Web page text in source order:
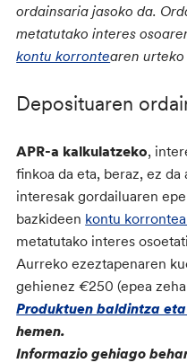
ordainsaria jasoko da.
metatutako interes
kontu korrontearen urteko
Deposituaren
APR-a kalkulatzeko,
finkoa da eta, beraz, ez
interesak gordailuaren
bazkideen kontu
metatutako interes
Aurreko ezeztapenaren
gehienez€250 (epea
Produktuen baldintza
hemen.
Informazio gehiago